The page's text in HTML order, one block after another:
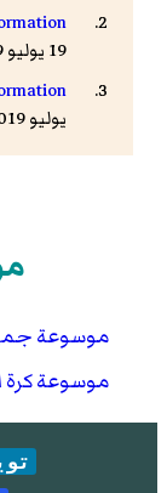
19 يوليو 2019 على موقع واي باك مشين.
يوليو 2019 على موقع واي باك مشين.
موسوعة
موسوعة كرة